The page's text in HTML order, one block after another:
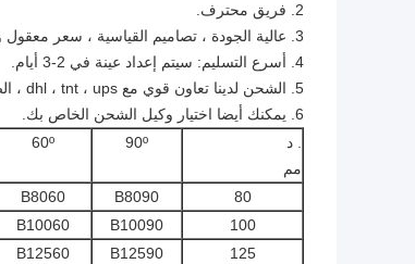
2. فريق محترف.
3. عالية الجودة ، تصاميم القياسية ، سعر معقول وتنافسية ، سريع المهلة.
4. أسرع التسليم: سيتم إعداد عينة في 2-3 أيام.
5. الشحن لدينا تعاون قوي مع dhl ، tnt ، ups ، الصين الشحن ، الخ
6. يمكنك أيضا اختيار وكيل الشحن الخاص بك.
. د
مم
90º
60º
80
B8090
B8060
100
B10090
B10060
125
B12590
B12560